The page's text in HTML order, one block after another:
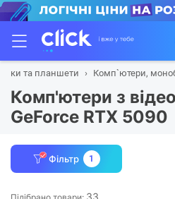
та планшети Комп`ютери,
Комп'ютери з
GeForce RTX 5090
Фільтр 1
Підібрано товари: 33